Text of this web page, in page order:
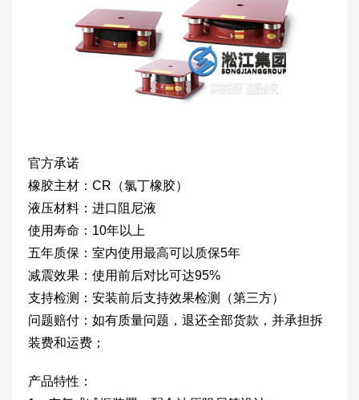
官方承诺
橡胶主材：CR（氯丁橡胶）
液压材料：进口阻尼液
使用寿命：10年以上
五年质保：室内使用最高可以质保5年
减震效果：使用前后对比可达95%
支持检测：安装前后支持效果检测（第三方）
问题赔付：如有质量问题，退还全部货款，并承担拆
装费和运费；
产品特性：